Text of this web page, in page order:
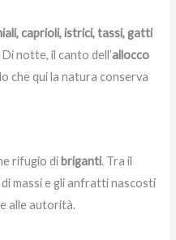
caprioli, istrici, tassi, gatti
Di notte, il canto dell’allocco
che qui la natura conserva
rifugio di briganti. Tra il
massi e gli anfratti nascosti
alle autorità.